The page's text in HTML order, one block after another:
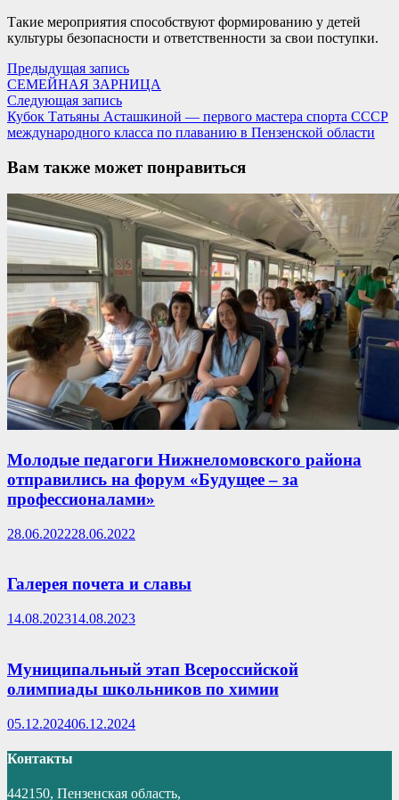
Такие мероприятия способствуют формированию у детей
культуры безопасности и ответственности за свои поступки.
Навигация
по
записям
Предыдущая записьПредыдущая
запись:
СЕМЕЙНАЯ ЗАРНИЦА
Следующая записьСледующая
запись:
Кубок Татьяны Асташкиной — первого мастера спорта СССР
международного класса по плаванию в Пензенской области
Вам также может понравиться
Молодые педагоги Нижнеломовского района
отправились на форум «Будущее – за
профессионалами»
28.06.202228.06.2022
Галерея почета и славы
14.08.202314.08.2023
Муниципальный этап Всероссийской
олимпиады школьников по химии
05.12.202406.12.2024
Контакты
442150, Пензенская область,